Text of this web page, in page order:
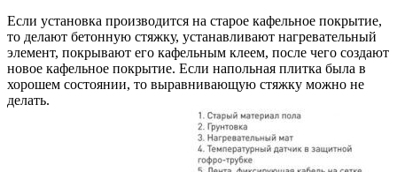
Если установка производится на старое кафельное покрытие,
то делают бетонную стяжку, устанавливают нагревательный
элемент, покрывают его кафельным клеем, после чего создают
новое кафельное покрытие. Если напольная плитка была в
хорошем состоянии, то выравнивающую стяжку можно не
делать.